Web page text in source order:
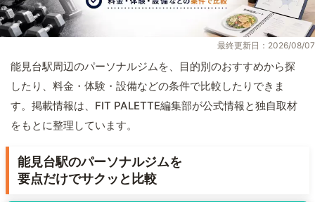
最終更新日：2026/08/07
能見台駅周辺のパーソナルジムを、目的別のおすすめから探
したり、料金・体験・設備などの条件で比較したりできま
す。掲載情報は、FIT PALETTE編集部が公式情報と独自取材
をもとに整理しています。
能見台駅のパーソナルジムを
要点だけでサクッと比較